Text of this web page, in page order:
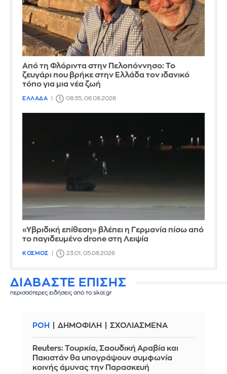
Από τη Φλόριντα στην Πελοπόννησο: Το
ζευγάρι που βρήκε στην Ελλάδα τον ιδανικό
τόπο για μια νέα ζωή
ΕΛΛΑΔΑ 08:35, 06.08.2026
«Υβριδική επίθεση» βλέπει η Γερμανία πίσω από
το παγιδευμένο drone στη Λειψία
ΚΟΣΜΟΣ 23:01, 05.08.2026
ΔΙΑΒΑΣΤΕ ΕΠΙΣΗΣ
περισσότερες ειδήσεις από το skai.gr
ΡΟΗ ΔΗΜΟΦΙΛΗ ΣΧΟΛΙΑΣΜΕΝΑ
Reuters: Τουρκία, Σαουδική Αραβία και
Πακιστάν θα υπογράψουν συμφωνία
κοινής άμυνας την Παρασκευή